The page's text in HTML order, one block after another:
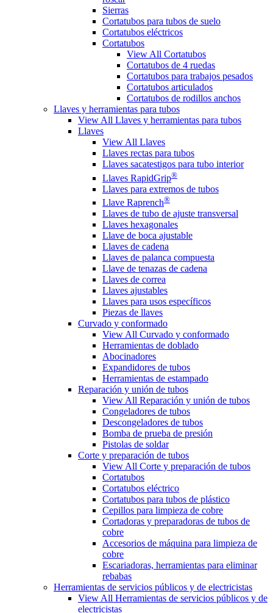
Sierras
Cortatubos para tubos de suelo
Cortatubos eléctricos
Cortatubos
View All Cortatubos
Cortatubos de 4 ruedas
Cortatubos para trabajos pesados
Cortatubos articulados
Cortatubos de rodillos anchos
Llaves y herramientas para tubos
View All Llaves y herramientas para tubos
Llaves
View All Llaves
Llaves rectas para tubos
Llaves sacatestigos para tubo interior
Llaves RapidGrip®
Llaves para extremos de tubos
Llave Raprench®
Llaves de tubo de ajuste transversal
Llaves hexagonales
Llave de boca ajustable
Llaves de cadena
Llaves de palanca compuesta
Llave de tenazas de cadena
Llaves de correa
Llaves ajustables
Llaves para usos específicos
Piezas de llaves
Curvado y conformado
View All Curvado y conformado
Herramientas de doblado
Abocinadores
Expandidores de tubos
Herramientas de estampado
Reparación y unión de tubos
View All Reparación y unión de tubos
Congeladores de tubos
Descongeladores de tubos
Bomba de prueba de presión
Pistolas de soldar
Corte y preparación de tubos
View All Corte y preparación de tubos
Cortatubos
Cortatubos eléctrico
Cortatubos para tubos de plástico
Cepillos para limpieza de cobre
Cortadoras y preparadoras de tubos de
cobre
Accesorios de máquina para limpieza de
cobre
Escariadoras, herramientas para eliminar
rebabas
Herramientas de servicios públicos y de electricistas
View All Herramientas de servicios públicos y de
electricistas